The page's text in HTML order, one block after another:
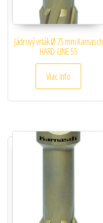
Jádrový vrták Ø 75 mm Karnasch
HARD-LINE 55
Viac info